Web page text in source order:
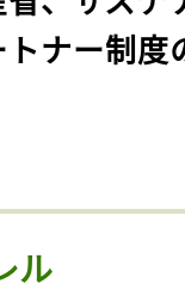
ナー制度
ル